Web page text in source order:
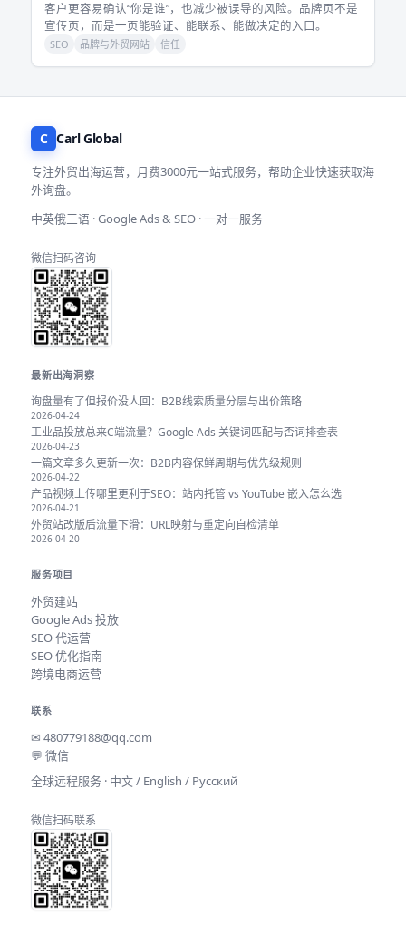
客户更容易确认“你是谁”，也减少被误导的风险。品牌页不是
宣传页，而是一页能验证、能联系、能做决定的入口。
SEO 品牌与外贸网站 信任
C Carl Global
专注外贸出海运营，月费3000元一站式服务，帮助企业快速获取海
外询盘。
中英俄三语 · Google Ads & SEO · 一对一服务
微信扫码咨询
最新出海洞察
询盘量有了但报价没人回：B2B线索质量分层与出价策略
2026-04-24
工业品投放总来C端流量？Google Ads 关键词匹配与否词排查表
2026-04-23
一篇文章多久更新一次：B2B内容保鲜周期与优先级规则
2026-04-22
产品视频上传哪里更利于SEO：站内托管 vs YouTube 嵌入怎么选
2026-04-21
外贸站改版后流量下滑：URL映射与重定向自检清单
2026-04-20
服务项目
外贸建站
Google Ads 投放
SEO 代运营
SEO 优化指南
跨境电商运营
联系
✉480779188@qq.com
💬 微信
全球远程服务 · 中文 / English / Русский
微信扫码联系